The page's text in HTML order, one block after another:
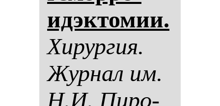
идэк­то­мии.
Хи­рур­гия.
Жур­нал им.
Н.И. Пи­ро­